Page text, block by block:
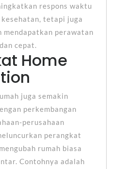
respons waktu
tetapi juga
mendapatkan perawatan
cepat.
Home
juga semakin
perkembangan
perusahaan
perangkat
rumah biasa
Contohnya adalah